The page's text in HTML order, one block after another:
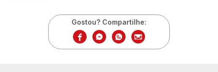
Gostou? Compartilhe: